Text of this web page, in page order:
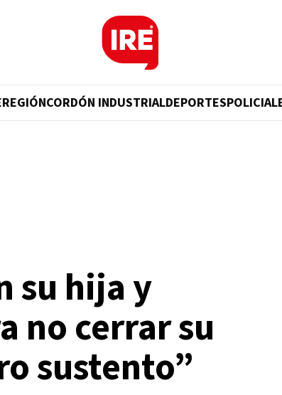
REGIÓNCORDÓN INDUSTRIALDEPORTES
su hija y
no cerrar su
sustento”